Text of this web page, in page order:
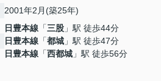
2001年2月(築25年)
日豊本線 「三股 」駅 徒歩44分
日豊本線 「都城 」駅 徒歩47分
日豊本線 「西都城 」駅 徒歩56分